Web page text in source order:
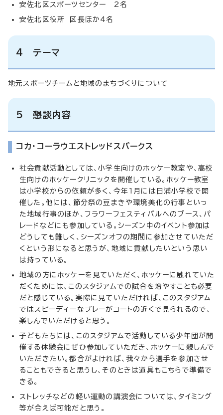
安佐北区スポーツセンター 2名
安佐北区役所 区長ほか4名
4 テーマ
地元スポーツチームと地域のまちづくりについて
5 懇談内容
コカ・コーラウエストレッドスパークス
社会貢献活動としては、小学生向けのホッケー教室や、高校
生向けのホッケークリニックを開催している。ホッケー教室
は小学校からの依頼が多く、今年1月には日浦小学校で開
催した。他には、節分祭の豆まきや環境美化の行事といっ
た地域行事のほか、フラワーフェスティバルへのブース、パ
レードなどにも参加している。シーズン中のイベント参加は
どうしても難しく、シーズンオフの期間に参加させていただ
くという形になると思うが、地域に貢献したいという思い
は持っている。
地域の方にホッケーを見ていただく、ホッケーに触れていた
だくためには、このスタジアムでの試合を増やすことも必要
だと感じている。実際に見ていただければ、このスタジアム
ではスピーディーなプレーがコートの近くで見られるので、
楽しんでいただけると思う。
子どもたちには、このスタジアムで活動している少年団が開
催する体験会にぜひ参加していただき、ホッケーに親しんで
いただきたい。都合がよければ、我々から選手を参加させ
ることもできると思うし、そのときは道具もこちらで準備で
きる。
ストレッチなどの軽い運動の講演会については、タイミング
等が合えば可能だと思う。